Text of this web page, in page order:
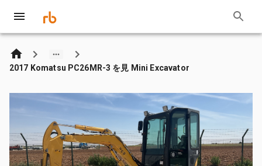
2017 Komatsu PC26MR-3 を見 Mini Excavator